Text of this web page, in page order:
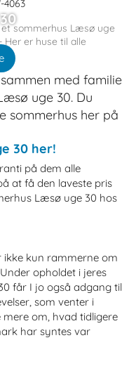
4063
et sommerhus Læsø uge
Her er huse til alle
med familie
uge 30. Du
sommerhus her på
30 her!
på dem alle
at få den laveste pris
Læsø uge 30 hos
kun rammerne om
opholdet i jeres
får I jo også adgang til
som venter i
om, hvad tidligere
har syntes var